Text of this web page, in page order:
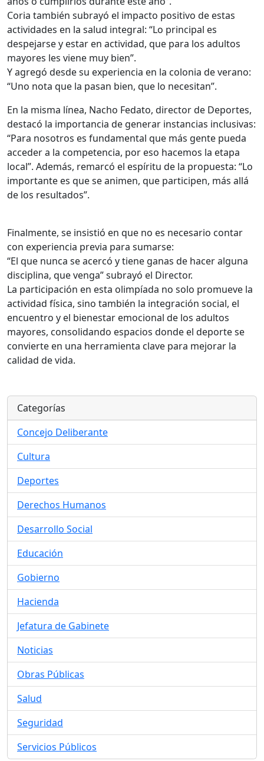
Coria también subrayó el impacto positivo de estas
actividades en la salud integral: “Lo principal es
despejarse y estar en actividad, que para los adultos
mayores les viene muy bien”.
Y agregó desde su experiencia en la colonia de verano:
“Uno nota que la pasan bien, que lo necesitan”.
En la misma línea, Nacho Fedato, director de Deportes,
destacó la importancia de generar instancias inclusivas:
“Para nosotros es fundamental que más gente pueda
acceder a la competencia, por eso hacemos la etapa
local”. Además, remarcó el espíritu de la propuesta: “Lo
importante es que se animen, que participen, más allá
de los resultados”.
Finalmente, se insistió en que no es necesario contar
con experiencia previa para sumarse:
“El que nunca se acercó y tiene ganas de hacer alguna
disciplina, que venga” subrayó el Director.
La participación en esta olimpíada no solo promueve la
actividad física, sino también la integración social, el
encuentro y el bienestar emocional de los adultos
mayores, consolidando espacios donde el deporte se
convierte en una herramienta clave para mejorar la
calidad de vida.
Categorías
Concejo Deliberante
Cultura
Deportes
Derechos Humanos
Desarrollo Social
Educación
Gobierno
Hacienda
Jefatura de Gabinete
Noticias
Obras Públicas
Salud
Seguridad
Servicios Públicos